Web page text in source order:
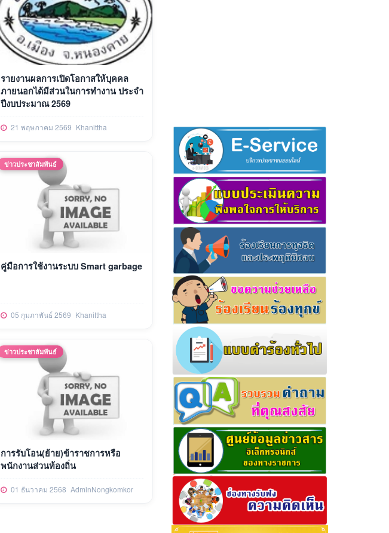
รายงานผลการเปิดโอกาสให้บุคคล
ภายนอกได้มีส่วนในการทำงาน ประจำ
ปีงบประมาณ 2569
21 พฤษภาคม 2569 Khanittha
ข่าวประชาสัมพันธ์
คู่มือการใช้งานระบบ Smart garbage
05 กุมภาพันธ์ 2569 Khanittha
ข่าวประชาสัมพันธ์
การรับโอน(ย้าย)ข้าราชการหรือ
พนักงานส่วนท้องถิ่น
01 ธันวาคม 2568 AdminNongkomkor